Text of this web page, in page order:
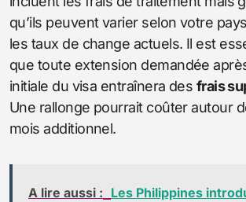
qu’ils peuvent varier selon votre
les taux de change actuels. Il est
que toute extension demandée
initiale du visa entraînera des frais
Une rallonge pourrait coûter autour
mois additionnel.
A lire aussi : Les Philippines